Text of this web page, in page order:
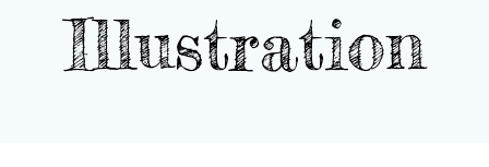
Illustration